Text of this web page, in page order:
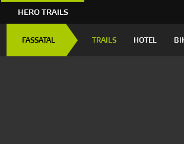
HERO TRAILS
FASSATAL TRAILS HOTEL